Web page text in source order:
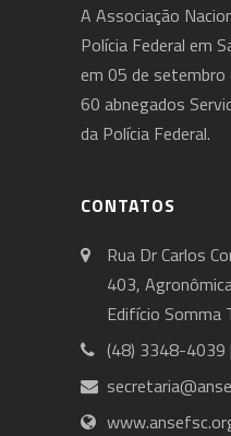
A Associação
Polícia Federal em
em 05 de setembro
60 abnegados
da Polícia Federal.
CONTATOS
Rua Dr Carlos
403,
Edifício Somma
(48) 3348-